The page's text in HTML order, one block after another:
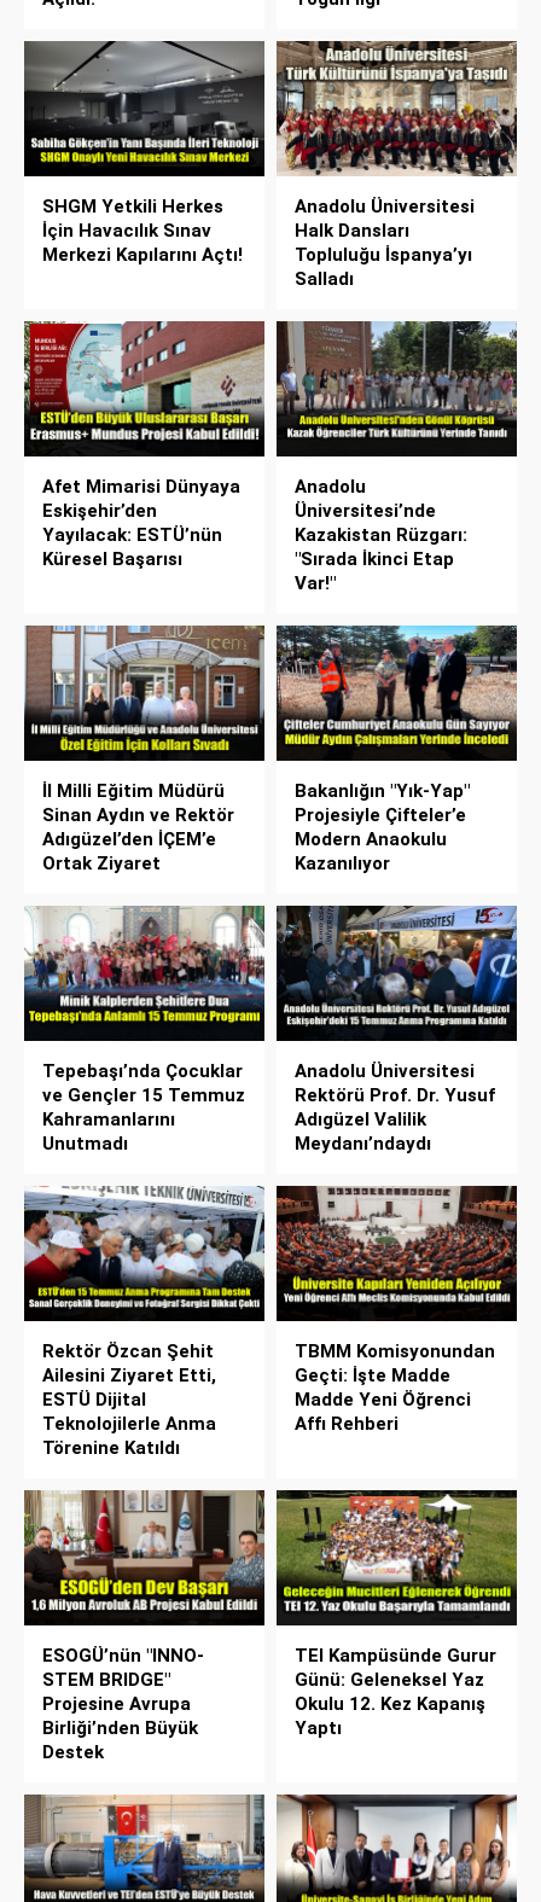
SHGM Yetkili Herkes
İçin Havacılık Sınav
Merkezi Kapılarını Açtı!
Anadolu Üniversitesi
Halk Dansları
Topluluğu İspanya’yı
Salladı
Afet Mimarisi Dünyaya
Eskişehir’den
Yayılacak: ESTÜ’nün
Küresel Başarısı
Anadolu
Üniversitesi’nde
Kazakistan Rüzgarı:
"Sırada İkinci Etap
Var!"
İl Milli Eğitim Müdürü
Sinan Aydın ve Rektör
Adıgüzel’den İÇEM’e
Ortak Ziyaret
Bakanlığın "Yık-Yap"
Projesiyle Çifteler’e
Modern Anaokulu
Kazanılıyor
Tepebaşı’nda Çocuklar
ve Gençler 15 Temmuz
Kahramanlarını
Unutmadı
Anadolu Üniversitesi
Rektörü Prof. Dr. Yusuf
Adıgüzel Valilik
Meydanı’ndaydı
Rektör Özcan Şehit
Ailesini Ziyaret Etti,
ESTÜ Dijital
Teknolojilerle Anma
Törenine Katıldı
TBMM Komisyonundan
Geçti: İşte Madde
Madde Yeni Öğrenci
Affı Rehberi
ESOGÜ’nün "INNO-
STEM BRIDGE"
Projesine Avrupa
Birliği’nden Büyük
Destek
TEI Kampüsünde Gurur
Günü: Geleneksel Yaz
Okulu 12. Kez Kapanış
Yaptı